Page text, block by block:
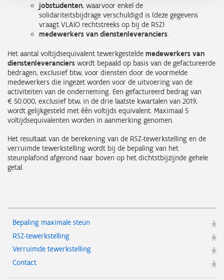
jobstudenten, waarvoor enkel de
solidariteitsbijdrage verschuldigd is (deze gegevens
vraagt VLAIO rechtstreeks op bij de RSZ)
medewerkers van dienstenleveranciers.
Het aantal voltijdsequivalent tewerkgestelde medewerkers van
dienstenleveranciers wordt bepaald op basis van de gefactureerde
bedragen, exclusief btw, voor diensten door de voormelde
medewerkers die ingezet worden voor de uitvoering van de
activiteiten van de onderneming. Een gefactureerd bedrag van
€ 50.000, exclusief btw, in de drie laatste kwartalen van 2019,
wordt gelijkgesteld met één voltijds equivalent. Maximaal 5
voltijdsequivalenten worden in aanmerking genomen.
Het resultaat van de berekening van de RSZ-tewerkstelling en de
verruimde tewerkstelling wordt bij de bepaling van het
steunplafond afgerond naar boven op het dichtstbijzijnde gehele
getal.
Bepaling maximale steun
RSZ-tewerkstelling
Verruimde tewerkstelling
Contact